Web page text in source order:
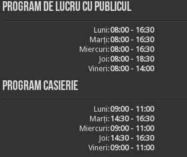
Program de lucru cu publicul
Luni:08:00 - 16:30
Marți:08:00 - 16:30
Miercuri:08:00 - 16:30
Joi:08:00 - 18:30
Vineri:08:00 - 14:00
Program casierie
Luni:09:00 - 11:00
Marți:14:30 - 16:30
Miercuri:09:00 - 11:00
Joi:14:30 - 16:30
Vineri:09:00 - 11:00